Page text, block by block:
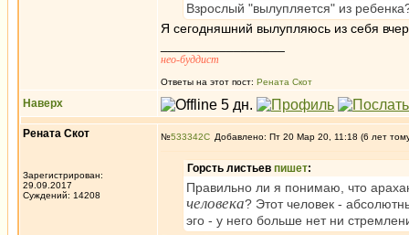
Взрослый "вылупляется" из
Я сегодняшний вылупляюсь из себя
нео-буддист
Ответы на этот пост: Рената Скот
Наверх
Рената Скот
Зарегистрирован:
29.09.2017
Суждений: 14208
№533342 Добавлено: Пт 20 Мар 20, 11:18 (6 лет
Горсть листьев пишет:
Правильно ли я понимаю, что
человека? Этот человек -
эго - у него больше нет ни